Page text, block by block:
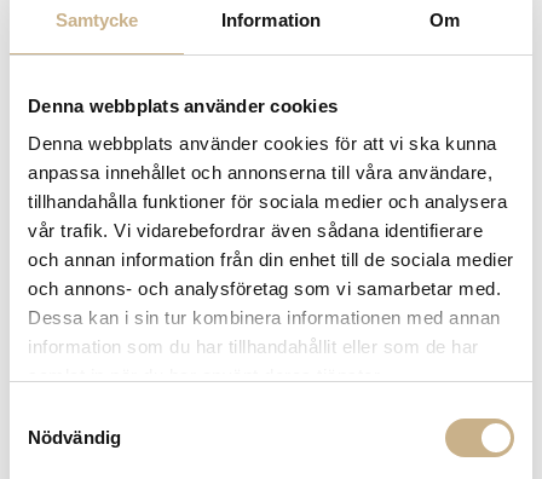
Samtycke Information Om
Denna webbplats använder cookies
Denna webbplats använder cookies för att vi ska kunna
anpassa innehållet och annonserna till våra användare,
tillhandahålla funktioner för sociala medier och analysera
vår trafik. Vi vidarebefordrar även sådana identifierare
och annan information från din enhet till de sociala medier
och annons- och analysföretag som vi samarbetar med.
Dessa kan i sin tur kombinera informationen med annan
information som du har tillhandahållit eller som de har
Nödvändig
BESKRIVNING
MER FRÅN AUDO COPENHAGEN